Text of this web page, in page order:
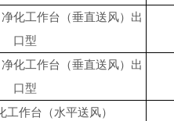
化工作台（垂直送风）出
口型
化工作台（垂直送风）出
口型
工作台（水平送风）